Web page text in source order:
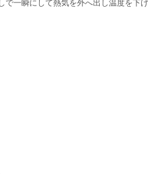
一瞬にして熱気を外へ出し温度を下